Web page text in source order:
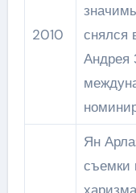
2010
снялся
Андрея
Ян
съемки